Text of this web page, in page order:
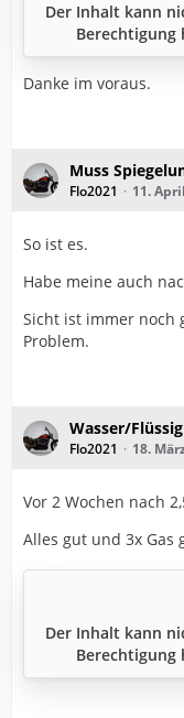
Der Inhalt kann
Berechtigung
Danke im voraus.
Muss
Flo2021 11.
So ist es.
Habe meine auch
Sicht ist immer noch
Problem.
Wasser/
Flo2021 18.
Vor 2 Wochen nach
Alles gut und 3x Gas
Der Inhalt kann
Berechtigung